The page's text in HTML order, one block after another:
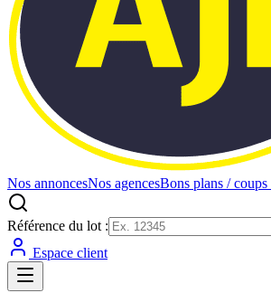
Nos annoncesNos agencesBons plans /
Référence du lot :
Espace client